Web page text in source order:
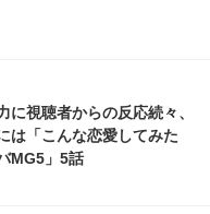
に視聴者からの反応続々、
は「こんな恋愛してみた
MG5」5話